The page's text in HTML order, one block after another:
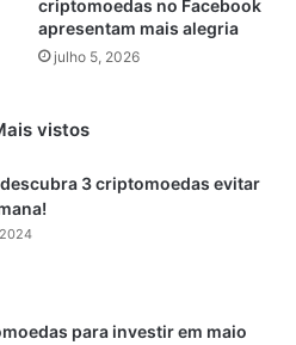
criptomoedas no Facebook
apresentam mais alegria
julho 5, 2026
vistos
descubra 3 criptomoedas evitar
para investir em maio